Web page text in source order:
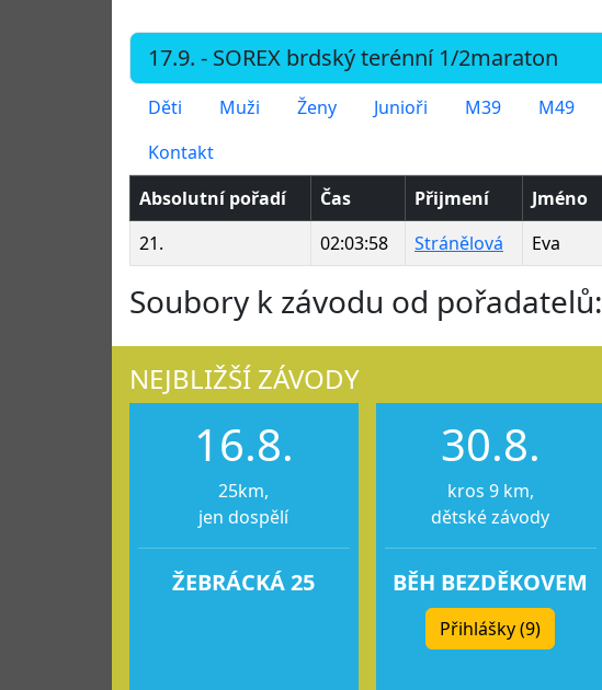
Děti Muži Ženy Junioři M39 M49
Kontakt
Absolutní pořadí
Čas Přijmení Jméno
21.
02:03:58 Stránělová Eva
Soubory k závodu od pořadatelů:
NEJBLIŽŠÍ ZÁVODY
16.8.
25km,
jen dospělí
ŽEBRÁCKÁ 25
30.8.
kros 9 km,
dětské závody
BĚH BEZDĚKOVEM
Přihlášky (9)